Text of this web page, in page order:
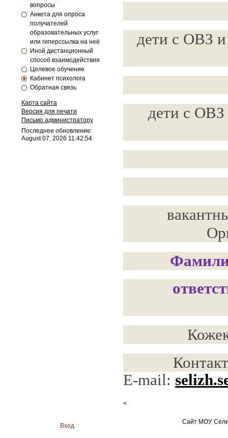
вопросы
Анкета для опроса
получателей
образовательных услуг
или гиперссылка на неё
Иной дистанционный
способ взаимодействия
Целевое обучение
Кабинет психолога
Обратная связь
Карта сайта
Версия для печати
Письмо администратору
Последнее обновление:
August 07. 2026 11:42:54
дети с ОВЗ и
дети с ОВЗ
E-mail:
<
Вход
Сайт МОУ